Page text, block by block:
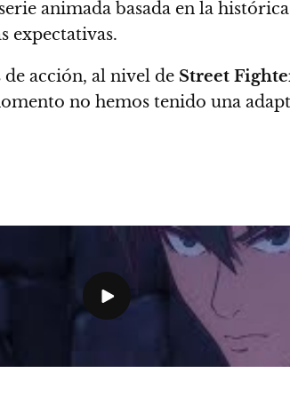
animada basada en la
expectativas.
de acción, al nivel de Street
no hemos tenido una